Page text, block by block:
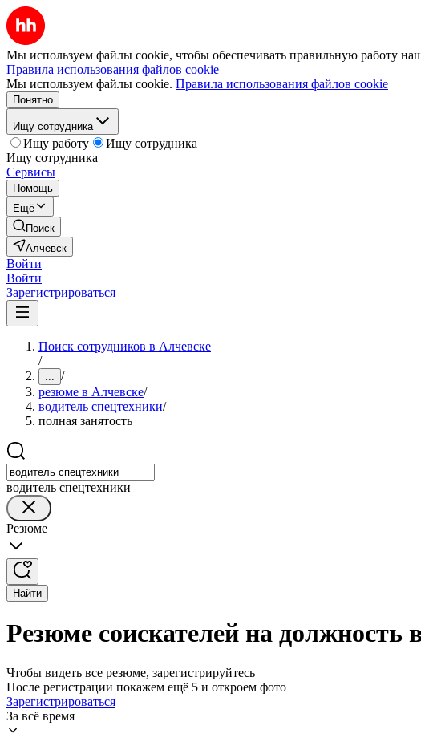
Мы используем файлы cookie, чтобы обеспечивать правильную работу
Правила использования файлов cookie
Мы используем файлы cookie. Правила использования файлов cookie
Понятно
Ищу сотрудника
Ищу работу
Ищу сотрудника
Ищу сотрудника
Сервисы
Помощь
Ещё
Поиск
Алчевск
Войти
Войти
Зарегистрироваться
Поиск сотрудников в Алчевске
/
... /
резюме в Алчевске/
водитель спецтехники/
полная занятость
водитель спецтехники
Резюме
Найти
Резюме соискателей на должность
Чтобы видеть все резюме, зарегистрируйтесь
После регистрации покажем ещё 5 и откроем фото
Зарегистрироваться
За всё время